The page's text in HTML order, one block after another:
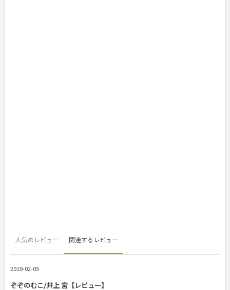
人気のレビュー 関連するレビュー
2019-02-05
ぞぞのむこ/井上 宮【レビュー】